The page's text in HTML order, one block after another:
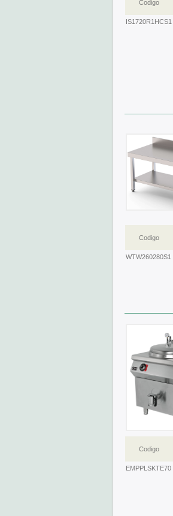
Codigo
IS1720R1HCS1
Codigo
WTW260280S1
Codigo
EMPPLSKTE70